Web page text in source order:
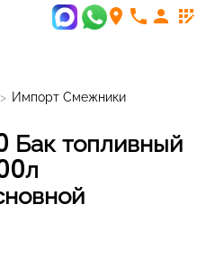
room phone person app_registration
> Импорт Смежники